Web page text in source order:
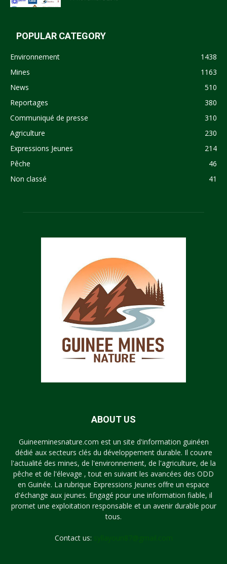
POPULAR CATEGORY
Environnement
1438
Mines
1163
News
510
Reportages
380
Communiqué de presse
310
Agriculture
230
Expressions Jeunes
214
Pêche
46
Non classé
41
ABOUT US
Guineeminesnature.com est un site d'information guinéen
dédié aux secteurs clés du développement durable. Il couvre
l'actualité des mines, de l'environnement, de l'agriculture, de la
pêche et de l'élevage , tout en suivant les avancées des ODD
en Guinée. La rubrique Expressions Jeunes offre un espace
d'échange aux jeunes. Engagé pour une information fiable, il
promet une exploitation responsable et un avenir durable pour
tous.
Contact us: